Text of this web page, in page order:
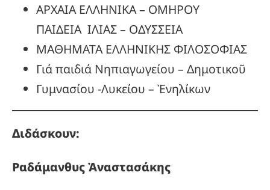
ΑΡΧΑΙΑ ΕΛΛΗΝΙΚΑ – ΟΜΗΡΟΥ
ΠΑΙΔΕΙΑ ΙΛΙΑΣ – ΟΔΥΣΣΕΙΑ
ΜΑΘΗΜΑΤΑ ΕΛΛΗΝΙΚΗΣ ΦΙΛΟΣΟΦΙΑΣ
Γιά παιδιά Νηπιαγωγείου – Δημοτικοῦ
Γυμνασίου -Λυκείου – Ἐνηλίκων
Διδάσκουν:
ΡαδάμανθυςἈναστασάκης